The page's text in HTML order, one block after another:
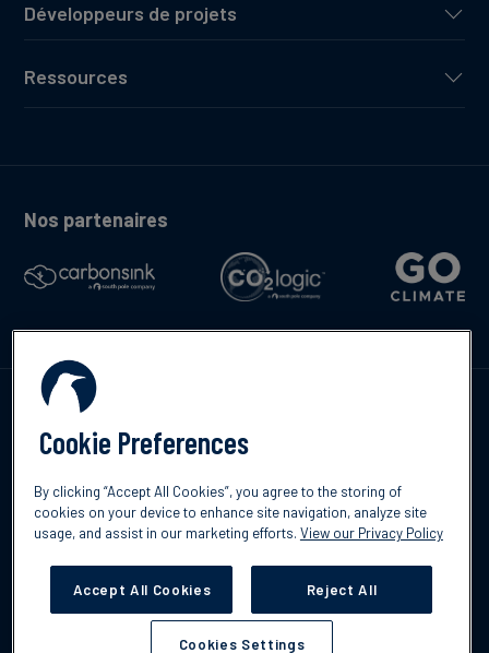
English
Développeurs de projets
Ressources
Nos partenaires
responsabilité
Cookie Preferences
By clicking “Accept All Cookies”, you agree to the storing of
cookies on your device to enhance site navigation, analyze site
usage, and assist in our marketing efforts. View our Privacy Policy
Accept All Cookies Reject All
Cookies Settings